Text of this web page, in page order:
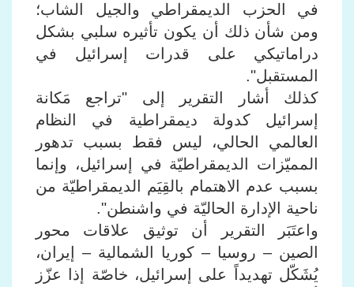
في الحزب الديمقراطي والجيل الشاب؛
ومن شأن ذلك أن يكون تأثيره سلبي بشكل
دراماتيكي على قدرات إسرائيل في
المستقبل".
كذلك أشار التقرير إلى "تراجع مَكانة
إسرائيل كدولة ديمقراطية في النظام
العالمي الحالي، ليس فقط بسبب تدهور
المميّزات الديمقراطيّة في إسرائيل، وإنما
بسبب عدم الاهتمام بالقِيَم الديمقراطيّة من
ناحية الإدارة الحاليّة في واشنطن".
واعتَبَر التقرير أن توثيق علاقات محور
الصين – روسيا – كوريا الشمالية – إيران،
يُشَكّل تهديداً على إسرائيل، خاصّة إذا عزّز